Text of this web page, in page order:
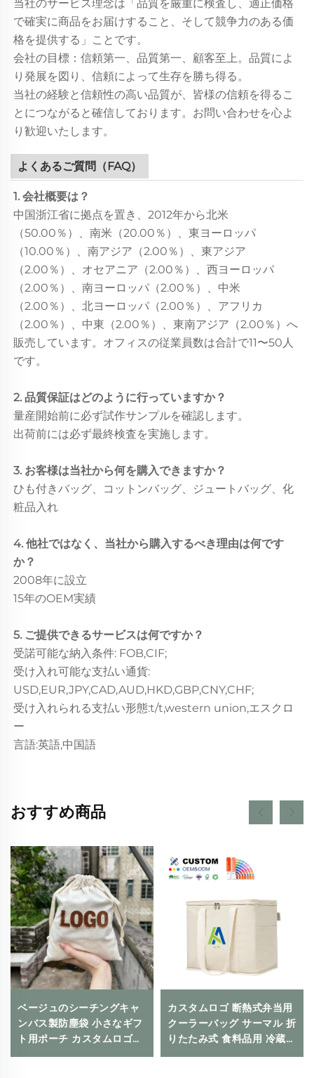
当社のサービス理念は「品質を厳重に検査し、適正価格
で確実に商品をお届けすること、そして競争力のある価
格を提供する」ことです。
会社の目標：信頼第一、品質第一、顧客至上。品質によ
り発展を図り、信頼によって生存を勝ち得る。
当社の経験と信頼性の高い品質が、皆様の信頼を得るこ
とにつながると確信しております。お問い合わせを心よ
り歓迎いたします。
よくあるご質問（FAQ）
1. 会社概要は？
中国浙江省に拠点を置き、2012年から北米
（50.00％）、南米（20.00％）、東ヨーロッパ
（10.00％）、南アジア（2.00％）、東アジア
（2.00％）、オセアニア（2.00％）、西ヨーロッパ
（2.00％）、南ヨーロッパ（2.00％）、中米
（2.00％）、北ヨーロッパ（2.00％）、アフリカ
（2.00％）、中東（2.00％）、東南アジア（2.00％）へ
販売しています。オフィスの従業員数は合計で11〜50人
です。
2. 品質保証はどのように行っていますか？
量産開始前に必ず試作サンプルを確認します。
出荷前には必ず最終検査を実施します。
3. お客様は当社から何を購入できますか？
ひも付きバッグ、コットンバッグ、ジュートバッグ、化
粧品入れ
4. 他社ではなく、当社から購入するべき理由は何です
か？
2008年に設立
15年のOEM実績
5. ご提供できるサービスは何ですか？
受諾可能な納入条件: FOB,CIF;
受け入れ可能な支払い通貨:
USD,EUR,JPY,CAD,AUD,HKD,GBP,CNY,CHF;
受け入れられる支払い形態:t/t,western union,エスクロ
ー
言語:英語,中国語
おすすめ商品
ベージュのシーチングキャ
ンバス製防塵袋 小さなギフ
ト用ポーチ カスタムロゴ印
カスタムロゴ 断熱式弁当用
クーラーバッグ サーマル 折
りたたみ式 食料品用 冷蔵庫
対応 エコフレンドリー 再利